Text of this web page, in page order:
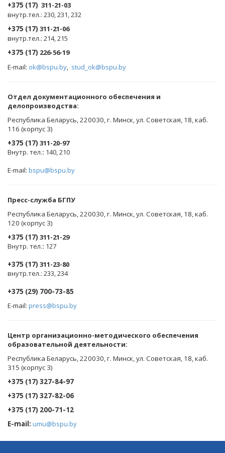
+375 (17) 311-21-03
внутр.тел.: 230, 231, 232
+375 (17) 311-21-06
внутр.тел.: 214, 215
+375 (17) 226-56-19
E-mail: ok@bspu.by, stud_ok@bspu.by
Oтдел документационного обеспечения и
делопроизводства:
Республика Беларусь, 220030, г. Минск, ул. Советская, 18, каб.
116 (корпус 3)
+375 (17) 311-20-97
Внутр. тел.: 140, 210
E-mail: bspu@bspu.by
Пресс-служба БГПУ
Республика Беларусь, 220030, г. Минск, ул. Советская, 18, каб.
120 (корпус 3)
+375 (17) 311-21-29
Внутр. тел.: 127
+375 (17) 311-23-80
внутр.тел.: 233, 234
+375 (29) 700-73-85
E-mail: press@bspu.by
Центр организационно-методического обеспечения
образовательной деятельности:
Республика Беларусь, 220030, г. Минск, ул. Советская, 18, каб.
315 (корпус 3)
+375 (17) 327-84-97
+375 (17) 327-82-06
+375 (17) 200-71-12
E-mail: umu@bspu.by